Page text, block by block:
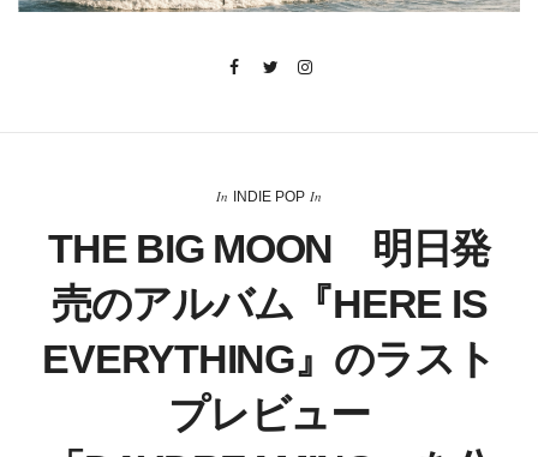
In INDIE POP In
THE BIG MOON 明日発
売のアルバム『HERE IS
EVERYTHING』のラスト
プレビュー